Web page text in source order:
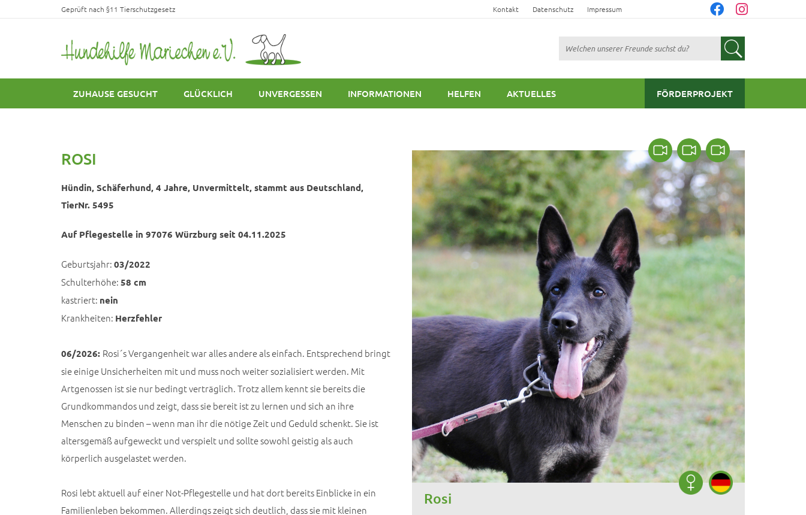
Geprüft nach §11 Tierschutzgesetz Kontakt Datenschutz Impressum
Suchen
ZUHAUSE GESUCHT GLÜCKLICH UNVERGESSEN INFORMATIONEN HELFEN AKTUELLES FÖRDERPROJEKT
ROSI
Hündin, Schäferhund, 4 Jahre, Unvermittelt, stammt aus Deutschland,
TierNr. 5495
Auf Pflegestelle in 97076 Würzburg seit 04.11.2025
Geburtsjahr: 03/2022
Schulterhöhe: 58 cm
kastriert: nein
Krankheiten: Herzfehler
06/2026: Rosi´s Vergangenheit war alles andere als einfach. Entsprechend bringt
sie einige Unsicherheiten mit und muss noch weiter sozialisiert werden. Mit
Artgenossen ist sie nur bedingt verträglich. Trotz allem kennt sie bereits die
Grundkommandos und zeigt, dass sie bereit ist zu lernen und sich an ihre
Menschen zu binden – wenn man ihr die nötige Zeit und Geduld schenkt. Sie ist
altersgemäß aufgeweckt und verspielt und sollte sowohl geistig als auch
körperlich ausgelastet werden.
Rosi lebt aktuell auf einer Not-Pflegestelle und hat dort bereits Einblicke in ein
Familienleben bekommen. Allerdings zeigt sich deutlich, dass sie mit kleinen
Rosi